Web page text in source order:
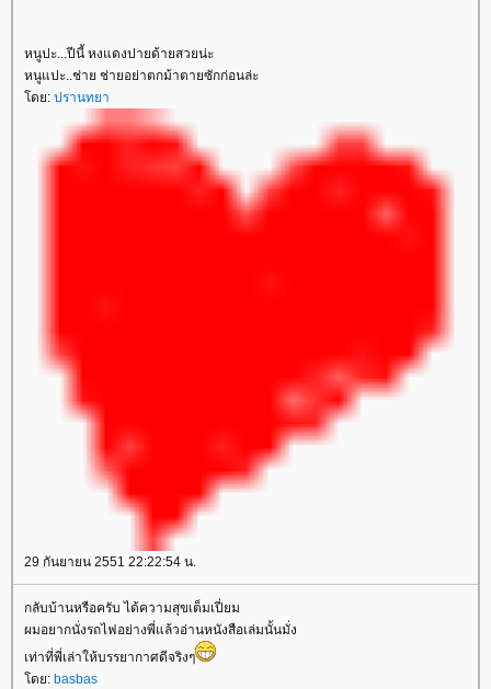
หนูปะ...ปีนี้ หงแดงปายด้ายสวยน่ะ
หนูแปะ..ช่าย ช่ายอย่าตกม้าตายซักก่อนล่ะ
ดย: ปรานทยา
29 กันยายน 2551 22:22:54 น.
กลับบ้านหรือครับ ได้ความสุขเต็มเปี่ยม
ผมอยากนั่งรถไฟอย่างพี่แล้วอ่านหนังสือเล่มนั้นมั่ง
เท่าที่พี่เล่าให้บรรยากาศดีจริงๆ
ดย: basbas